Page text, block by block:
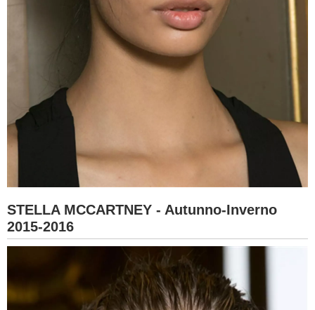
STELLA MCCARTNEY - Autunno-Inverno
2015-2016